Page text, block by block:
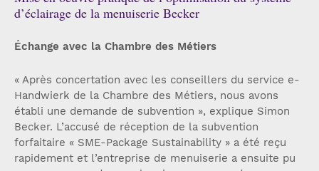
d’éclairage de la menuiserie Becker
Échange avec la Chambre des Métiers
« Après concertation avec les conseillers du service e-
Handwierk de la Chambre des Métiers, nous avons
établi une demande de subvention », explique Simon
Becker. L’accusé de réception de la subvention
forfaitaire « SME-Package Sustainability » a été reçu
rapidement et l’entreprise de menuiserie a ensuite pu